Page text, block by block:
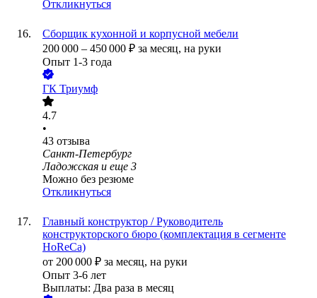
Откликнуться
Сборщик кухонной и корпусной мебели
200 000 – 450 000 ₽ за месяц, на руки
Опыт 1-3 года
ГК Триумф
4.7
•
43 отзыва
Санкт-Петербург
Ладожская и еще 3
Можно без резюме
Откликнуться
Главный конструктор / Руководитель
конструкторского бюро (комплектация в сегменте
HoReCa)
от 200 000 ₽ за месяц, на руки
Опыт 3-6 лет
Выплаты: Два раза в месяц